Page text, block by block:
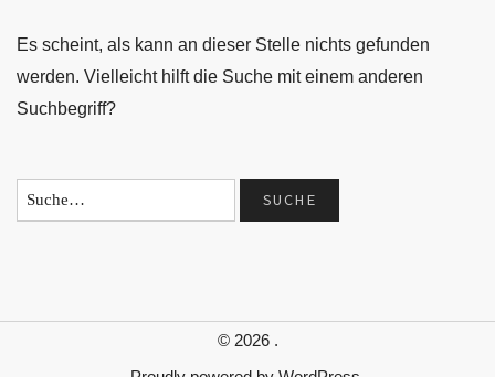
Es scheint, als kann an dieser Stelle nichts gefunden
werden. Vielleicht hilft die Suche mit einem anderen
Suchbegriff?
© 2026 .